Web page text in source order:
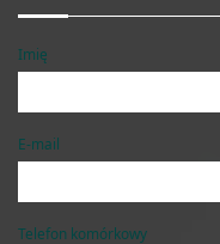
Imię
E-mail
Telefon komórkowy